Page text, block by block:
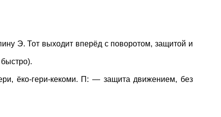
Э. Тот выходит вперёд с поворотом, защитой и
ёко-гери-кекоми. П: — защита движением, без